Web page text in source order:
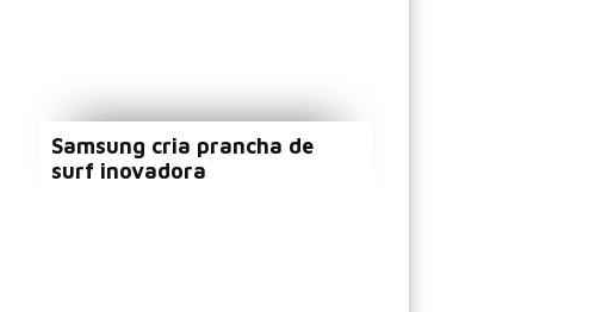
Samsung cria prancha de
surf inovadora